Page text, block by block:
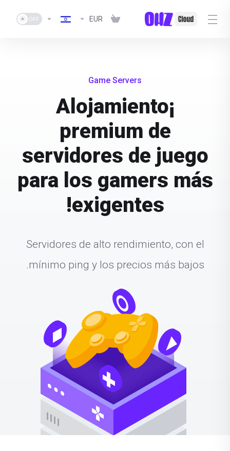
EUR
Game Servers
¡Alojamiento
premium de
servidores de juego
para los gamers más
exigentes!
Servidores de alto rendimiento, con el
mínimo ping y los precios más bajos.